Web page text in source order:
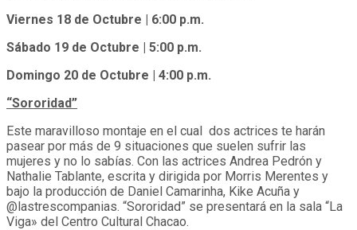
Viernes 18 de Octubre | 6:00 p.m.
Sábado 19 de Octubre | 5:00 p.m.
Domingo 20 de Octubre | 4:00 p.m.
“Sororidad”
Este maravilloso montaje en el cual dos actrices te harán
pasear por más de 9 situaciones que suelen sufrir las
mujeres y no lo sabías. Con las actrices Andrea Pedrón y
Nathalie Tablante, escrita y dirigida por Morris Merentes y
bajo la producción de Daniel Camarinha, Kike Acuña y
@lastrescompanias. “Sororidad” se presentará en la sala “La
Viga» del Centro Cultural Chacao.